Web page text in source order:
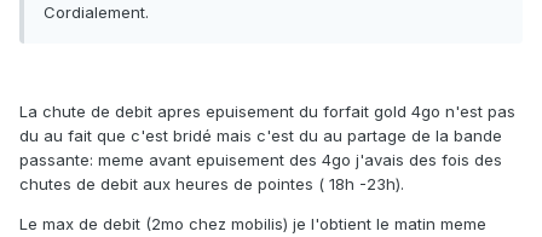
Cordialement.
La chute de debit apres epuisement du forfait gold 4go n'est pas
du au fait que c'est bridé mais c'est du au partage de la bande
passante: meme avant epuisement des 4go j'avais des fois des
chutes de debit aux heures de pointes ( 18h -23h).
Le max de debit (2mo chez mobilis) je l'obtient le matin meme